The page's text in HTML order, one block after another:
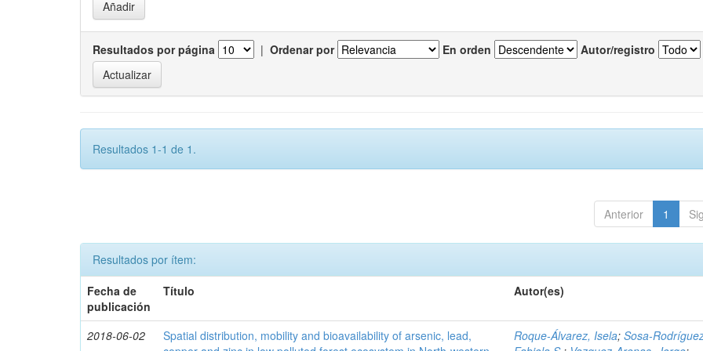
Resultados por página | Ordenar por En orden Autor/registro
Resultados 1-1 de 1.
Anterior 1
Resultados por ítem:
Fecha de
publicación
Título Autor(es)
2018-06-02
Spatial distribution, mobility and bioavailability of arsenic, lead,
Roque-Álvarez, Isela;Sosa-